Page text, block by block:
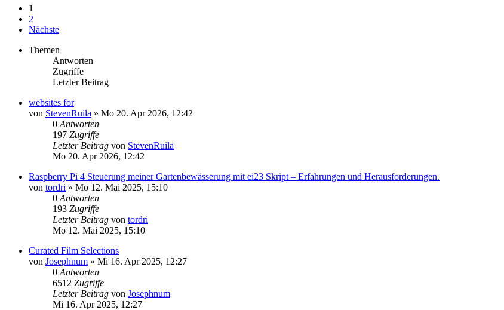
1
2
Nächste
Themen
Antworten
Zugriffe
Letzter Beitrag
websites for
von StevenRuila » Mo 20. Apr 2026, 12:42
0 Antworten
197 Zugriffe
Letzter Beitrag von StevenRuila
Mo 20. Apr 2026, 12:42
Raspberry Pi 4 Steuerung meiner Gartenbewässerung mit ei23 Skript – Erfahrungen und Herausforderungen.
von tordri » Mo 12. Mai 2025, 15:10
0 Antworten
193 Zugriffe
Letzter Beitrag von tordri
Mo 12. Mai 2025, 15:10
Curated Film Selections
von Josephnum » Mi 16. Apr 2025, 12:27
0 Antworten
6512 Zugriffe
Letzter Beitrag von Josephnum
Mi 16. Apr 2025, 12:27